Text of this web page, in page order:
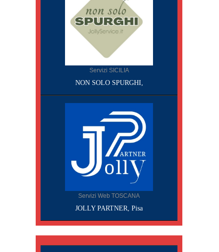
Servizi SICILIA
NON SOLO SPURGHI,
Servizi Web TOSCANA
JOLLY PARTNER, Pisa